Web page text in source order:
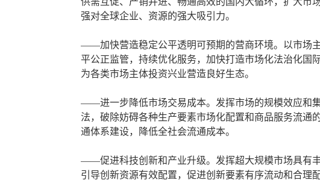
强对全球企业、资源的强大吸引力。
——加快营造稳定公平透明可预期的营商环境。以市场
平公正监管，持续优化服务，加快打造市场化法治化国
为各类市场主体投资兴业营造良好生态。
——进一步降低市场交易成本。发挥市场的规模效应和
法，破除妨碍各种生产要素市场化配置和商品服务流通
通体系建设，降低全社会流通成本。
——促进科技创新和产业升级。发挥超大规模市场具有
引导创新资源有效配置，促进创新要素有序流动和合理